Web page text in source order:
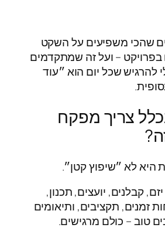
שהכי משפיעים על השקט
בפרויקט – ועל זה שמתקדמים
להרגיש שכל יום הוא ״עוד
צריך מפקח
היא לא ״שיפוץ קטן״.
קבלנים, יועצים, תכנון,
זמנים, תקציבים, ותיאומים
טוב – כולם מרגישים.